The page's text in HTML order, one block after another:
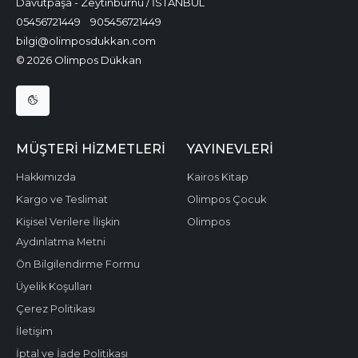
05456721449
905456721449
bilgi@olimposdukkan.com
© 2026 Olimpos Dükkan
MÜŞTERI HIZMETLERI
Hakkımızda
Kargo ve Teslimat
Kişisel Verilere İlişkin
Aydınlatma Metni
Ön Bilgilendirme Formu
Üyelik Koşulları
Çerez Politikası
İletişim
İptal ve İade Politikası
YAYINEVLERI
Kairos Kitap
Olimpos Çocuk
Olimpos